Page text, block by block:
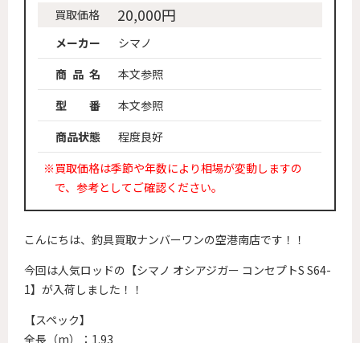
買取価格 20,000円
メーカー
シマノ
商 品 名
本文参照
型 番
本文参照
商品状態
程度良好
※買取価格は季節や年数により相場が変動しますの
で、参考としてご確認ください。
こんにちは、釣具買取ナンバーワンの空港南店です！！
今回は人気ロッドの【シマノ オシアジガー コンセプトS S64-
1】が入荷しました！！
【スペック】
全長（m）：1.93